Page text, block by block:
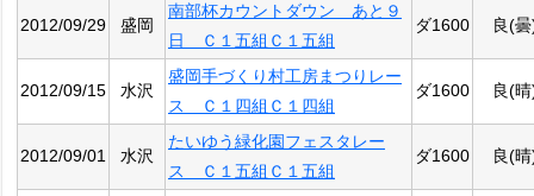
2012/09/29 盛岡
南部杯カウントダウン あと９
日 Ｃ１五組Ｃ１五組
ダ1600 良(
2012/09/15 水沢
盛岡手づくり村工房まつりレー
ス Ｃ１四組Ｃ１四組
ダ1600 良(
2012/09/01 水沢
たいゆう緑化園フェスタレー
ス Ｃ１五組Ｃ１五組
ダ1600 良(